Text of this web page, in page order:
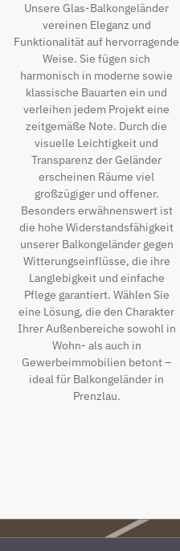
Unsere Glas-Balkongeländer
vereinen Eleganz und
Funktionalität auf hervorragende
Weise. Sie fügen sich
harmonisch in moderne sowie
klassische Bauarten ein und
verleihen jedem Projekt eine
zeitgemäße Note. Durch die
visuelle Leichtigkeit und
Transparenz der Geländer
erscheinen Räume viel
großzügiger und offener.
Besonders erwähnenswert ist
die hohe Widerstandsfähigkeit
unserer Balkongeländer gegen
Witterungseinflüsse, die ihre
Langlebigkeit und einfache
Pflege garantiert. Wählen Sie
eine Lösung, die den Charakter
Ihrer Außenbereiche sowohl in
Wohn- als auch in
Gewerbeimmobilien betont –
ideal für Balkongeländer in
Prenzlau.